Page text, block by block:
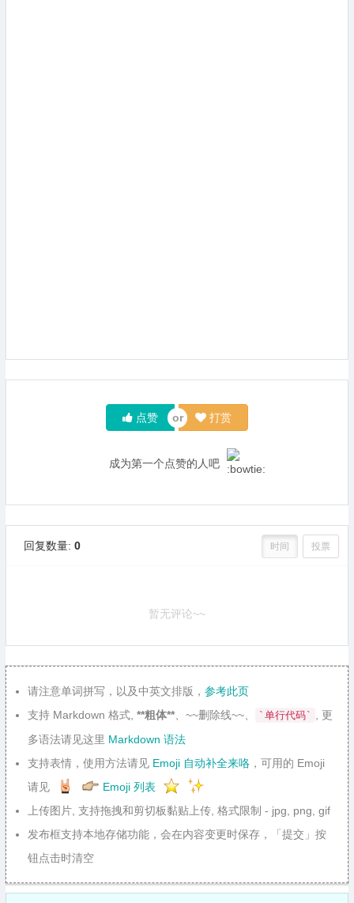
点赞 打赏
成为第一个点赞的人吧
回复数量: 0 时间 投票
暂无评论~~
请注意单词拼写，以及中英文排版， 参考此页
支持 Markdown 格式, **粗体**、~~删除线~~、 `单行代码` , 更
多语法请见这里 Markdown 语法
支持表情，使用方法请见 Emoji 自动补全来咯 ，可用的 Emoji
请见
Emoji 列表
上传图片, 支持拖拽和剪切板黏贴上传, 格式限制 - jpg, png, gif
发布框支持本地存储功能，会在内容变更时保存，「提交」按
钮点击时清空